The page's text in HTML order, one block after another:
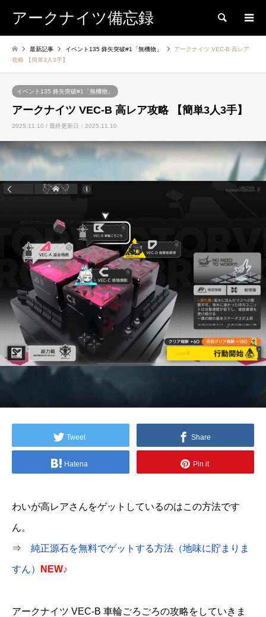
アークナイツ備忘録 検索
最新記事 イベント135 鋒矢突破#1「無機物」
アークナイツ VEC-B 高レア
攻略 【簡単3人3手】
イベント135 鋒矢突破#1「無機物」
アークナイツ VEC-B 高レア攻略 【簡単3人3手】
2025.11.10 / 最終更新日：2025.11.10
Tweet Share
Hatena Pin it
わいが高レアさんをゲットしているのはこの方法です
ん。
⇒ 純正源石を無料でゲットする方法（地味に貯まりま
すん） NEW♪
アークナイツ VEC-B 車輪ごろごろの攻略をしていきま